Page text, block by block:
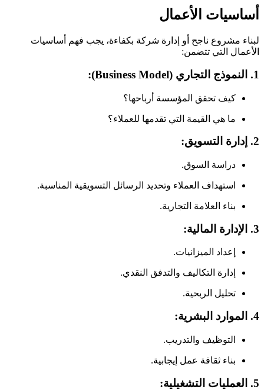
أساسيات الأعمال
لبناء مشروع ناجح أو إدارة شركة بكفاءة، يجب فهم أساسيات
الأعمال التي تتضمن:
1. النموذج التجاري (Business Model) :
كيف تحقق المؤسسة أرباحها؟
ما هي القيمة التي تقدمها للعملاء؟
2. إدارة التسويق:
دراسة السوق.
استهداف العملاء وتحديد الرسائل التسويقية المناسبة.
بناء العلامة التجارية.
3. الإدارة المالية:
إعداد الميزانيات.
إدارة التكاليف والتدفق النقدي.
تحليل الربحية.
4. الموارد البشرية:
التوظيف والتدريب.
بناء ثقافة عمل إيجابية.
5. العمليات التشغيلية: